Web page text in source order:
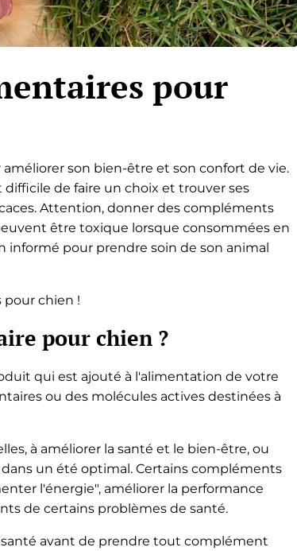
pour
son bien-être et son confort de vie.
de faire un choix et trouver ses
Attention, donner des compléments
être toxique lorsque consommées en
informé pour prendre soin de son animal
pour chien !
pour chien ?
qui est ajouté à l'alimentation de votre
ou des molécules actives destinées à
à améliorer la santé et le bien-être, ou
un été optimal. Certains compléments
l'énergie", améliorer la performance
de certains problèmes de santé.
avant de prendre tout complément